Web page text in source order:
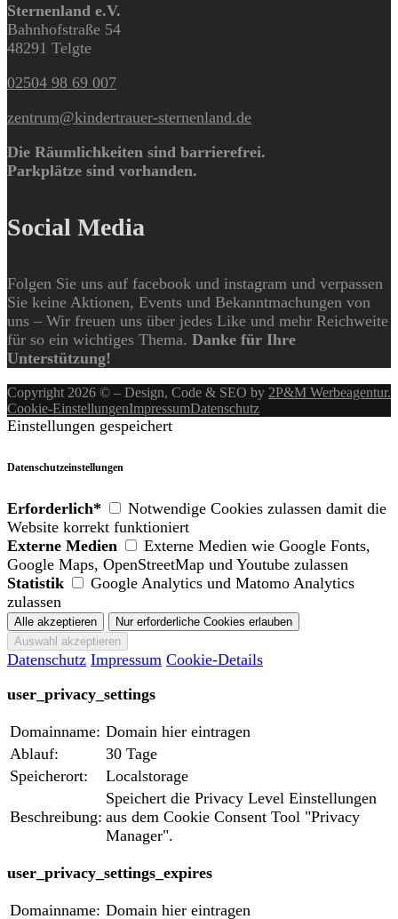
Sternenland e.V.
Bahnhofstraße 54
48291 Telgte
02504 98 69 007
zentrum@kindertrauer-sternenland.de
Die Räumlichkeiten sind barrierefrei.
Parkplätze sind vorhanden.
Social Media
Folgen Sie uns auf facebook und instagram und verpassen
Sie keine Aktionen, Events und Bekanntmachungen von
uns – Wir freuen uns über jedes Like und mehr Reichweite
für so ein wichtiges Thema. Danke für Ihre
Unterstützung!
Copyright 2026 © – Design, Code & SEO by 2P&M Werbeagentur.
Cookie-EinstellungenImpressumDatenschutz
Einstellungen gespeichert
Datenschutzeinstellungen
Erforderlich*
Notwendige Cookies zulassen damit die
Website korrekt funktioniert
Externe Medien
Externe Medien wie Google Fonts,
Google Maps, OpenStreetMap und Youtube zulassen
Statistik
Google Analytics und Matomo Analytics
zulassen
Datenschutz Impressum Cookie-Details
user_privacy_settings
Domainname: Domain hier eintragen
Ablauf:
30 Tage
Speicherort:
Localstorage
Beschreibung:
Speichert die Privacy Level Einstellungen
aus dem Cookie Consent Tool "Privacy
Manager".
user_privacy_settings_expires
Domainname: Domain hier eintragen